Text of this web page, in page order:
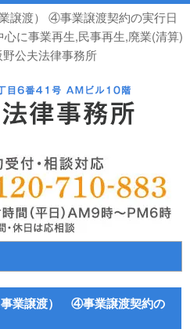
譲渡） ④事業譲渡契約の実行日
心に事業再生,民事再生,廃業(清算)
公夫法律事務所
業譲渡） ④事業譲渡契約の